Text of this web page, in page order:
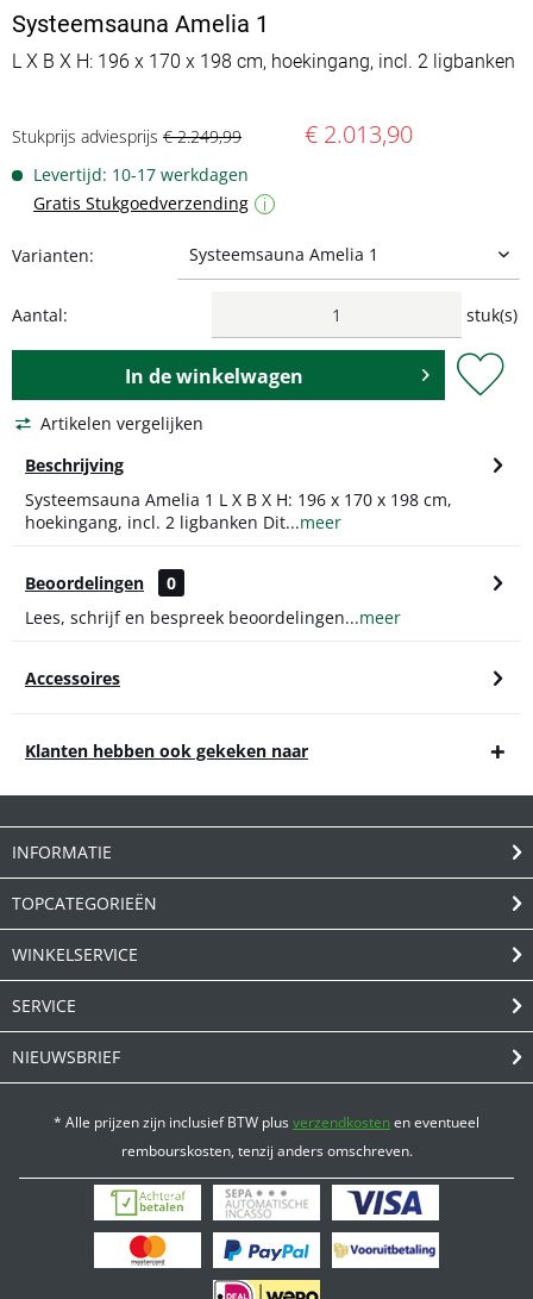
Systeemsauna Amelia 1
L X B X H: 196 x 170 x 198 cm, hoekingang, incl. 2 ligbanken
Stukprijs adviesprijs € 2.249,99 € 2.013,90
Levertijd: 10-17 werkdagen
Gratis Stukgoedverzending
i
Varianten:
Aantal: stuk(s)
In dewinkelwagen
Artikelen vergelijken
Beschrijving
Systeemsauna Amelia 1 L X B X H: 196 x 170 x 198 cm,
hoekingang, incl. 2 ligbanken Dit...meer
Beoordelingen
0
Lees, schrijf en bespreek beoordelingen...meer
Accessoires
Klanten hebben ook gekeken naar
INFORMATIE
TOPCATEGORIEËN
WINKELSERVICE
SERVICE
NIEUWSBRIEF
* Alle prijzen zijn inclusief BTW plusverzendkostenen eventueel
rembourskosten, tenzij anders omschreven.